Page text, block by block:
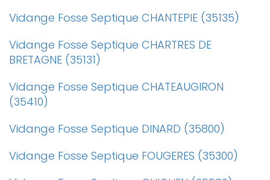
Vidange Fosse Septique CHANTEPIE (35135)
Vidange Fosse Septique CHARTRES DE
BRETAGNE (35131)
Vidange Fosse Septique CHATEAUGIRON
(35410)
Vidange Fosse Septique DINARD (35800)
Vidange Fosse Septique FOUGERES (35300)